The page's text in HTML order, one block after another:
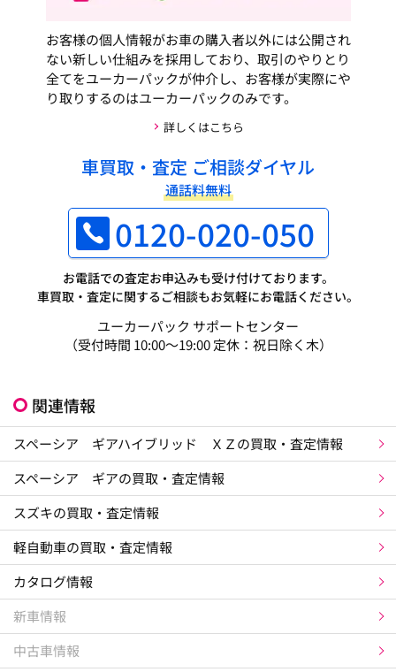
お客様の個人情報がお車の購入者以外には公開され
ない新しい仕組みを採用しており、取引のやりとり
全てをユーカーパックが仲介し、お客様が実際にや
り取りするのはユーカーパックのみです。
詳しくはこちら
車買取・査定 ご相談ダイヤル
通話料無料
0120-020-050
お電話での査定お申込みも受け付けております。
車買取・査定に関するご相談もお気軽にお電話ください。
ユーカーパック サポートセンター
（受付時間 10:00～19:00 定休：祝日除く木）
関連情報
スペーシア ギアハイブリッド ＸＺの買取・査定情報
スペーシア ギアの買取・査定情報
スズキの買取・査定情報
軽自動車の買取・査定情報
カタログ情報
新車情報
中古車情報